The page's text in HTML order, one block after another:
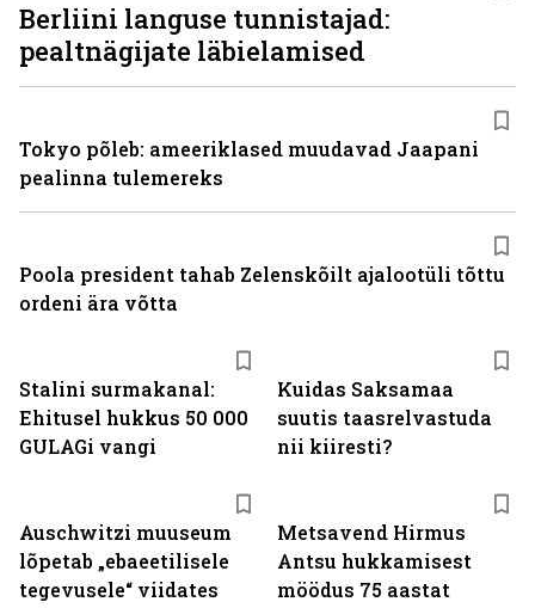
Stalini surmakanal:
Ehitusel hukkus 50 000
GULAGi vangi
Kuidas Saksamaa
suutis taasrelvastuda
nii kiiresti?
Auschwitzi muuseum
lõpetab „ebaeetilisele
tegevusele“ viidates
Metsavend Hirmus
Antsu hukkamisest
möödus 75 aastat
Berliini languse tunnistajad:
pealtnägijate läbielamised
Tokyo põleb: ameeriklased muudavad Jaapani
pealinna tulemereks
Poola president tahab Zelenskõilt ajalootüli tõttu
ordeni ära võtta